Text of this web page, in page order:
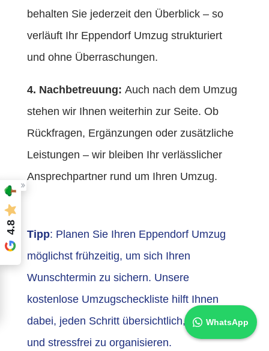
behalten Sie jederzeit den Überblick – so
verläuft Ihr Eppendorf Umzug strukturiert
und ohne Überraschungen.
4. Nachbetreuung: Auch nach dem Umzug
stehen wir Ihnen weiterhin zur Seite. Ob
Rückfragen, Ergänzungen oder zusätzliche
Leistungen – wir bleiben Ihr verlässlicher
Ansprechpartner rund um Ihren Umzug.
Tipp: Planen Sie Ihren Eppendorf Umzug
möglichst frühzeitig, um sich Ihren
Wunschtermin zu sichern. Unsere
kostenlose Umzugscheckliste hilft Ihnen
dabei, jeden Schritt übersichtlich, strukturiert
und stressfrei zu organisieren.
WhatsApp
4.8